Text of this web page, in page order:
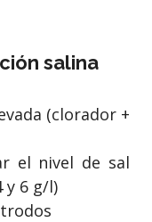
salina
(clorador +
el nivel de sal
y 6 g/l)